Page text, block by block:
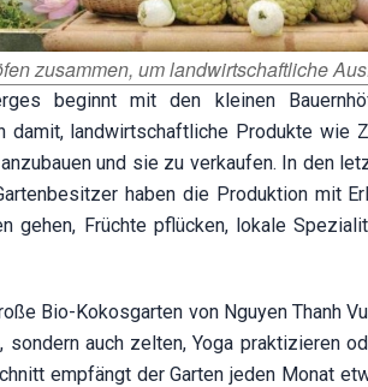
zusammen, um landwirtschaftliche
beginnt mit den kleinen
landwirtschaftliche Produkte wie
und sie zu verkaufen. In den
haben die Produktion mit
gehen, Früchte pflücken, lokale
Bio-Kokosgarten von Nguyen Thanh
auch zelten, Yoga praktizieren
empfängt der Garten jeden Monat